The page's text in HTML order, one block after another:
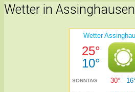
Wetter in Assinghausen